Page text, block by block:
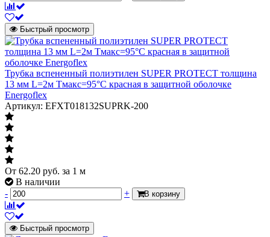
Быстрый просмотр
Трубка вспененный полиэтилен SUPER PROTECT толщина
13 мм L=2м Тмакс=95°C красная в защитной оболочке
Energoflex
Артикул: EFXT018132SUPRK-200
От 62.20 руб. за 1 м
В наличии
-
+ В корзину
Быстрый просмотр